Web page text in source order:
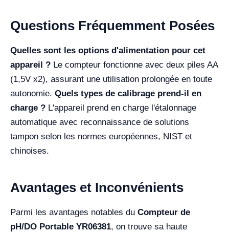
Questions Fréquemment Posées
Quelles sont les options d'alimentation pour cet
appareil ? Le compteur fonctionne avec deux piles AA
(1,5V x2), assurant une utilisation prolongée en toute
autonomie. Quels types de calibrage prend-il en
charge ? L'appareil prend en charge l'étalonnage
automatique avec reconnaissance de solutions
tampon selon les normes européennes, NIST et
chinoises.
Avantages et Inconvénients
Parmi les avantages notables du Compteur de
pH/DO Portable YR06381, on trouve sa haute